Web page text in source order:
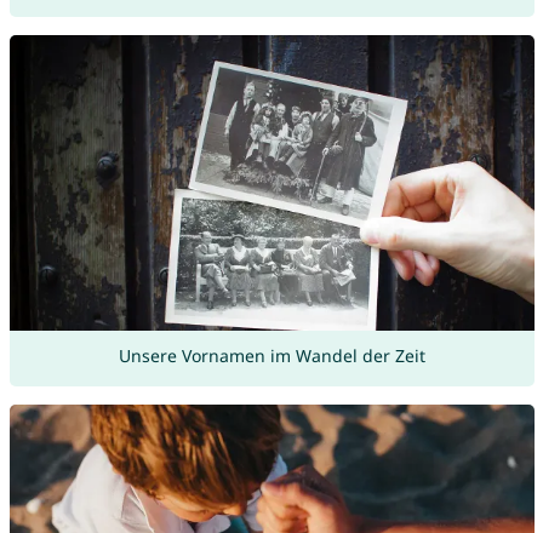
Unsere Vornamen im Wandel der Zeit